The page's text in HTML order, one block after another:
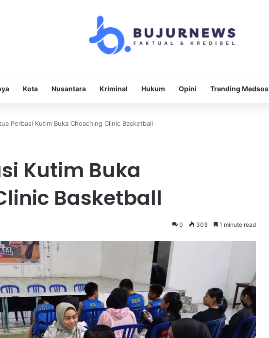
Kota Nusantara Kriminal Hukum Opini Trending Medsos
Perbasi Kutim Buka Choaching Clinic Basketball
Kutim Buka
Basketball
0 303 1 minute read